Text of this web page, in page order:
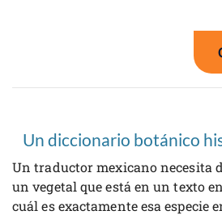
Un diccionario botánico
Un traductor mexicano necesita
un vegetal que está en un texto
cuál es exactamente esa especie